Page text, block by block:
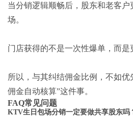
当分销逻辑顺畅后，股东和老客
场。
门店获得的不是一次性爆单，而是
所以，与其纠结佣金比例，不如优
佣金自动核算”这件事。
FAQ常见问题
KTV生日包场分销一定要做共享股东吗